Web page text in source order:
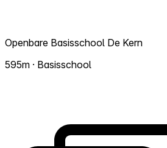
Openbare Basisschool De Kern
595m · Basisschool